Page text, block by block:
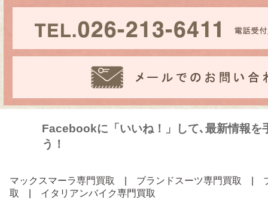
Facebookに「いいね！」して､最新情報を
う！
マックスマーラ専門買取 ブランドスーツ専門買取
取
イタリアンバイク専門買取